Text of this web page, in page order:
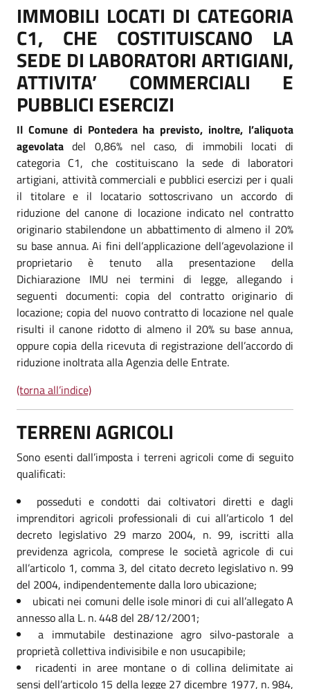
IMMOBILI LOCATI DI CATEGORIA
C1, CHE COSTITUISCANO LA
SEDE DI LABORATORI ARTIGIANI,
ATTIVITA’ COMMERCIALI E
PUBBLICI ESERCIZI
Il Comune di Pontedera ha previsto, inoltre, l’aliquota
agevolata del 0,86% nel caso, di immobili locati di
categoria C1, che costituiscano la sede di laboratori
artigiani, attività commerciali e pubblici esercizi per i quali
il titolare e il locatario sottoscrivano un accordo di
riduzione del canone di locazione indicato nel contratto
originario stabilendone un abbattimento di almeno il 20%
su base annua. Ai fini dell’applicazione dell’agevolazione il
proprietario è tenuto alla presentazione della
Dichiarazione IMU nei termini di legge, allegando i
seguenti documenti: copia del contratto originario di
locazione; copia del nuovo contratto di locazione nel quale
risulti il canone ridotto di almeno il 20% su base annua,
oppure copia della ricevuta di registrazione dell’accordo di
riduzione inoltrata alla Agenzia delle Entrate.
(torna all’indice)
TERRENI AGRICOLI
Sono esenti dall’imposta i terreni agricoli come di seguito
qualificati:
posseduti e condotti dai coltivatori diretti e dagli
imprenditori agricoli professionali di cui all’articolo 1 del
decreto legislativo 29 marzo 2004, n. 99, iscritti alla
previdenza agricola, comprese le società agricole di cui
all’articolo 1, comma 3, del citato decreto legislativo n. 99
del 2004, indipendentemente dalla loro ubicazione;
ubicati nei comuni delle isole minori di cui all’allegato A
annesso alla L. n. 448 del 28/12/2001;
a immutabile destinazione agro silvo-pastorale a
proprietà collettiva indivisibile e non usucapibile;
ricadenti in aree montane o di collina delimitate ai
sensi dell’articolo 15 della legge 27 dicembre 1977, n. 984,